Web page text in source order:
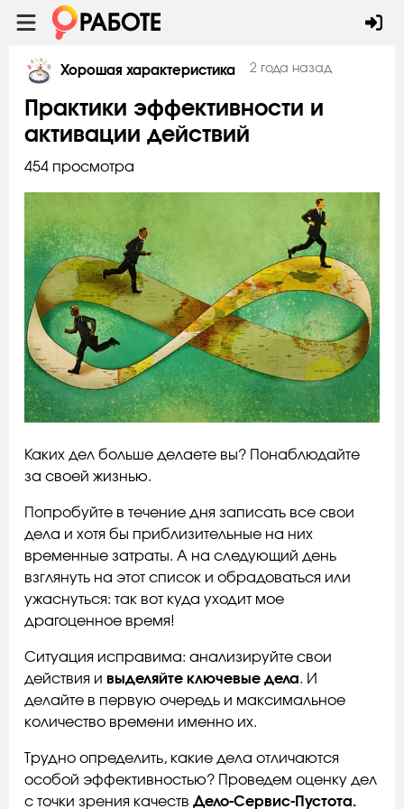
Хорошая характеристика 2 года назад
Практики эффективности и
активации действий
454 просмотра
Каких дел больше делаете вы? Понаблюдайте
за своей жизнью.
Попробуйте в течение дня записать все свои
дела и хотя бы приблизительные на них
временные затраты. А на следующий день
взглянуть на этот список и обрадоваться или
ужаснуться: так вот куда уходит мое
драгоценное время!
Ситуация исправима: анализируйте свои
действия и выделяйте ключевые дела. И
делайте в первую очередь и максимальное
количество времени именно их.
Трудно определить, какие дела отличаются
особой эффективностью? Проведем оценку дел
с точки зрения качеств Дело-Сервис-Пустота.